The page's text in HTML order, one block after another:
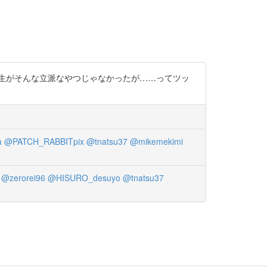
がそんな立派なやつじゃなかったが……ってツッ
@PATCH_RABBITpix @tnatsu37 @mikemekimi
@zerorei96 @HISURO_desuyo @tnatsu37